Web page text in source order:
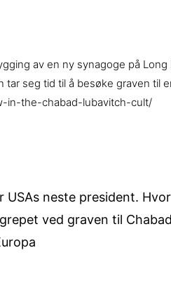
av en ny synagoge på
seg tid til å besøke graven til
in-the-chabad-lubavitch-cult/
USAs neste president.
ved graven til